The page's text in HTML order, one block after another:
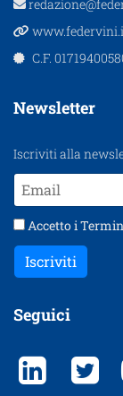
C.F.
Newsletter
Iscriviti alla
Accetto i
Iscriviti
Seguici